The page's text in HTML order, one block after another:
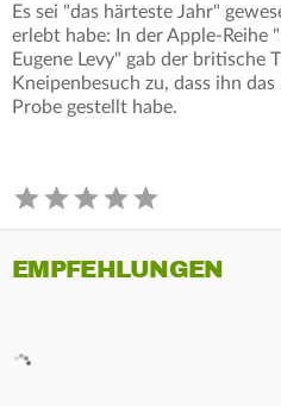
Es sei "das härteste Jahr"
erlebt habe: In der Apple-
Eugene Levy" gab der britische
Kneipenbesuch zu, dass ihn
Probe gestellt habe.
EMPFEHLUNGEN